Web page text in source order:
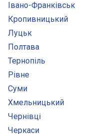
Івано-Франківськ
Кропивницький
Луцьк
Полтава
Тернопіль
Рівне
Суми
Хмельницький
Чернівці
Черкаси